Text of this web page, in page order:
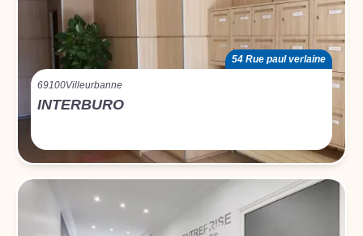
54 Rue paul verlaine
69100Villeurbanne
INTERBURO